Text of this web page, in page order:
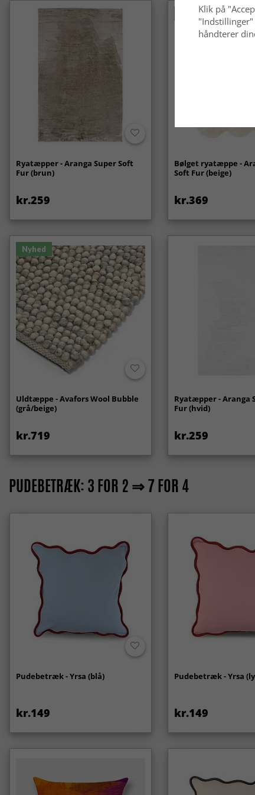
Ryatæpper - Aranga Super Soft
Fur (brun)
kr.259
Nyhed
Bølget ryatæppe -
Soft Fur (beige)
kr.369
Nyhed
Uldtæppe - Avafors Wool Bubble
(grå/beige)
kr.719
Ryatæpper - Aranga
Fur (hvid)
kr.259
PUDEBETRÆK: 3 FOR 2 ⇒ 7 FOR 4
Pudebetræk - Yrsa (blå)
kr.149
Pudebetræk - Yrsa
kr.149
Klik på
håndterer